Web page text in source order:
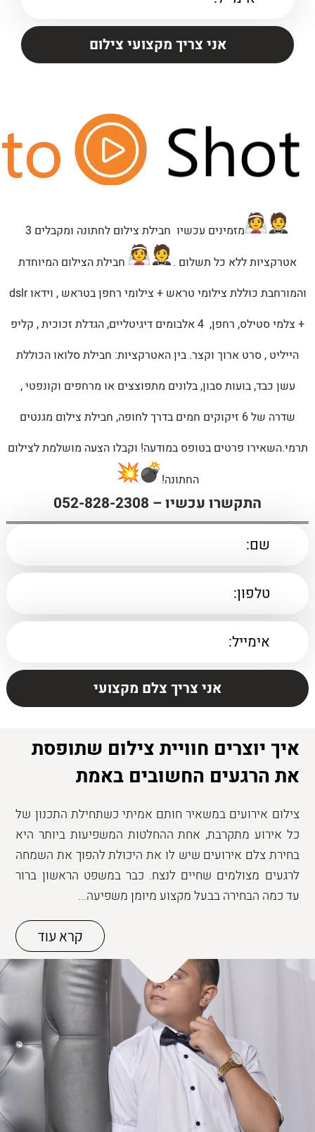
מזמינים עכשיו חבילת צילום לחתונה ומקבלים 3
אטרקציות ללא כל תשלום .
חבילת הצילום המיוחדת
והמורחבת כוללת צילומי טראש + צילומי רחפן בטראש , וידאו dslr
+ צלמי סטילס, רחפן, 4 אלבומים דיגיטליים, הגדלת זכוכית , קליפ
הייליט , סרט ארוך וקצר. בין האטרקציות: חבילת סלואו הכוללת
עשן כבד, בועות סבון, בלונים מתפוצצים או מרחפים וקונפטי ,
שדרה של 6 זיקוקים חמים בדרך לחופה, חבילת צילום מגנטים
תרמי.השאירו פרטים בטופס במודעה! וקבלו הצעה מושלמת לצילום
החתונה!
התקשרו עכשיו – 052-828-2308
איך יוצרים חוויית צילום שתופסת
את הרגעים החשובים באמת
צילום אירועים במשאיר חותם אמיתי כשתחילת התכנון של
כל אירוע מתקרבת, אחת ההחלטות המשפיעות ביותר היא
בחירת צלם אירועים שיש לו את היכולת להפוך את השמחה
לרגעים מצולמים שחיים לנצח. כבר במשפט הראשון ברור
עד כמה הבחירה בבעל מקצוע מיומן משפיעה...
קרא עוד